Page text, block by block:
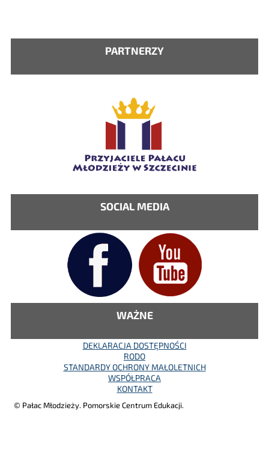
PARTNERZY
SOCIAL MEDIA
WAŻNE
DEKLARACJA DOSTĘPNOŚCI
RODO
STANDARDY OCHRONY MAŁOLETNICH
WSPÓŁPRACA
KONTAKT
© Pałac Młodzieży. Pomorskie Centrum Edukacji.